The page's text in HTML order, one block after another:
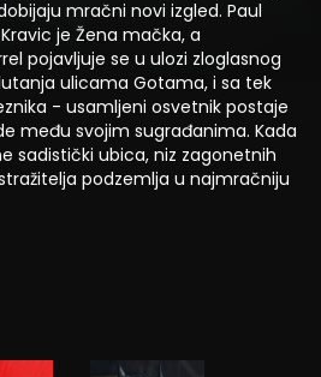
mračni novi izgled. Paul
je Žena mačka, a
pojavljuje se u ulozi zloglasnog
ulicama Gotama, i sa tek
- usamljeni osvetnik postaje
među svojim sugrađanima. Kada
sadistički ubica, niz zagonetnih
podzemlja u najmračniju